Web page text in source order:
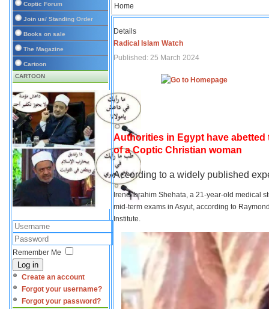
Coptic Forum
Join us/ Standing Order
Books on sale
The Magazine
Cartoon
CARTOON
Remember Me
Log in
Create an account
Forgot your username?
Forgot your password?
Home
Details
Radical Islam Watch
Published: 25 March 2024
Authorities in Egypt have
of a Coptic Christian woman
According to a widely published
Irene Ibrahim Shehata, a 21-year-old medical
mid-term exams in Asyut, according to
Institute.